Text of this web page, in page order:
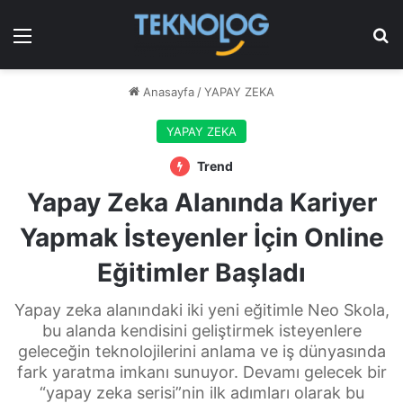
Menü
Anasayfa /YAPAY ZEKA
YAPAY ZEKA
Trend
Yapay Zeka Alanında Kariyer
Yapmak İsteyenler İçin Online
Eğitimler Başladı
Yapay zeka alanındaki iki yeni eğitimle Neo Skola,
bu alanda kendisini geliştirmek isteyenlere
geleceğin teknolojilerini anlama ve iş dünyasında
fark yaratma imkanı sunuyor. Devamı gelecek bir
“yapay zeka serisi”nin ilk adımları olarak bu